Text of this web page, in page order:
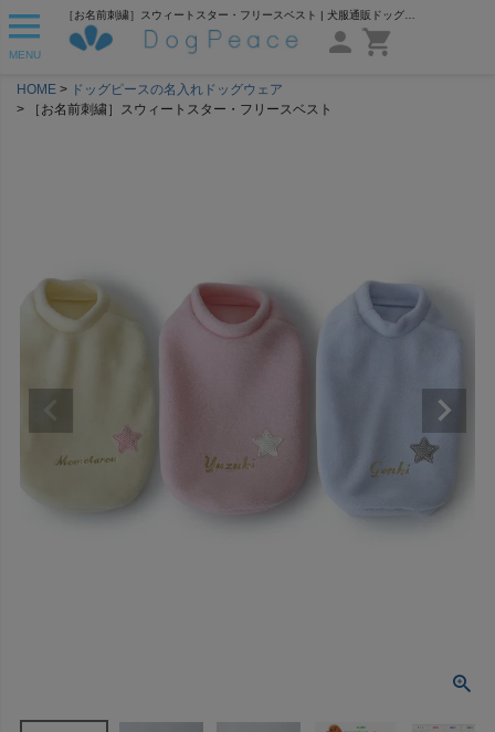
MENU
HOME
ドッグピースの名入れドッグウェア
［お名前刺繍］スウィートスター・フリースベスト